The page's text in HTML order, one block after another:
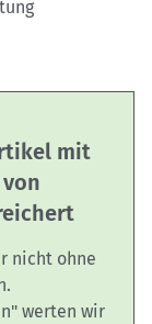
mit
nicht ohne
werten wir